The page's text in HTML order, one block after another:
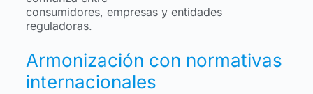
consumidores, empresas y entidades
reguladoras.
Armonización con normativas
internacionales